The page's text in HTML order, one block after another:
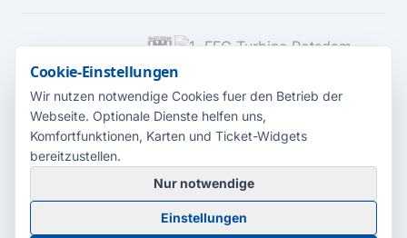
MEDIENPARTNER
© 2026 Radio Potsdam. Webseite entwickelt durch dieMedienagentur
Babelsberg
Cookie-Einstellungen
Wir nutzen notwendige Cookies fuer den Betrieb der
Webseite. Optionale Dienste helfen uns,
Komfortfunktionen, Karten und Ticket-Widgets
bereitzustellen.
Nur notwendige
Einstellungen